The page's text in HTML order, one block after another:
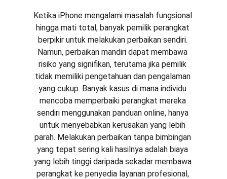
Ketika iPhone mengalami masalah fungsional
hingga mati total, banyak pemilik perangkat
berpikir untuk melakukan perbaikan sendiri.
Namun, perbaikan mandiri dapat membawa
risiko yang signifikan, terutama jika pemilik
tidak memiliki pengetahuan dan pengalaman
yang cukup. Banyak kasus di mana individu
mencoba memperbaiki perangkat mereka
sendiri menggunakan panduan online, hanya
untuk menyebabkan kerusakan yang lebih
parah. Melakukan perbaikan tanpa bimbingan
yang tepat sering kali hasilnya adalah biaya
yang lebih tinggi daripada sekadar membawa
perangkat ke penyedia layanan profesional,